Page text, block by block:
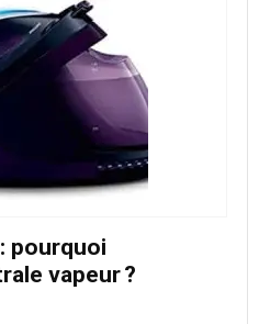
pourquoi
vapeur ?